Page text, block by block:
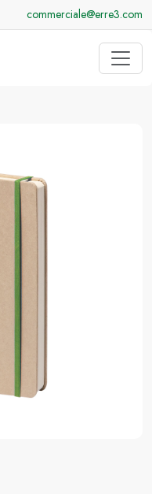
commerciale@erre3.com